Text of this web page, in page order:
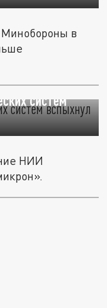
в
систем
НИИ